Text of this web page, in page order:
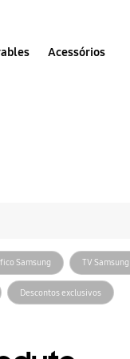
Acessórios
Samsung TV Samsung
Descontos exclusivos